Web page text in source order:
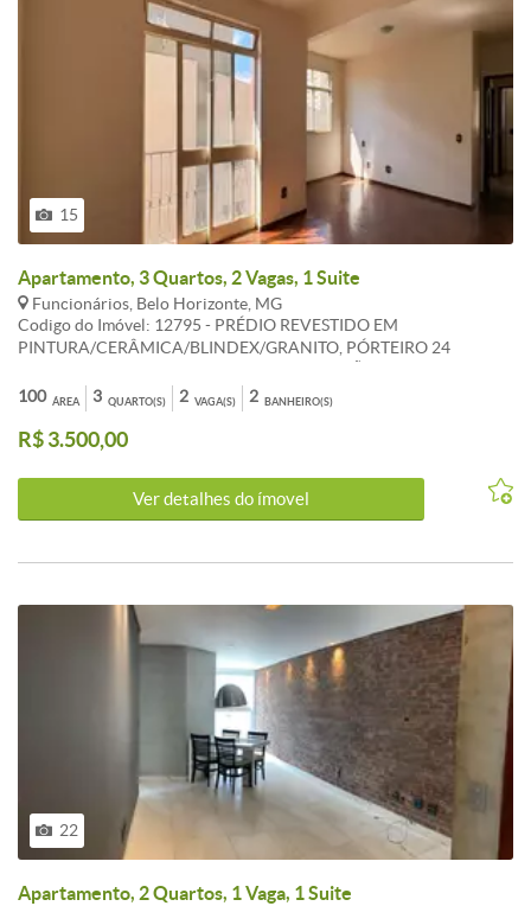
15
Apartamento, 3 Quartos, 2 Vagas, 1 Suite
Funcionários, Belo Horizonte, MG
Codigo do Imóvel: 12795 - PRÉDIO REVESTIDO EM
PINTURA/CERÂMICA/BLINDEX/GRANITO, PÓRTEIRO 24
QUADRA ,AREA LIVRE JARDINADA E 2 VAGAS DE GARAGEM.
APARTAMENTO: 1 SALA P/2AMBIENTES, PISO TABUA CORRIDA,
3QUARTOS C/ARMÁRIOS, SUITE/BH, BANCADA PISO
GRANITO/CERÂMICA, AREA DE SERVIÇO, DCE.
ÁREA
100 QUARTO(S)
3 VAGA(S)
2 BANHEIRO(S)
2
R$ 3.500,00
Ver detalhes do ímovel
22
Apartamento, 2 Quartos, 1 Vaga, 1 Suite